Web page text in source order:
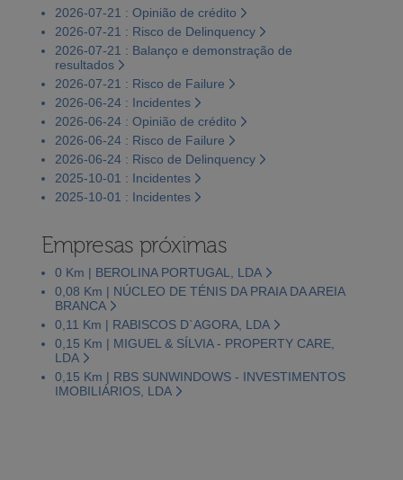
2026-07-21 : Opinião de crédito
2026-07-21 : Risco de Delinquency
2026-07-21 : Balanço e demonstração de
resultados
2026-07-21 : Risco de Failure
2026-06-24 : Incidentes
2026-06-24 : Opinião de crédito
2026-06-24 : Risco de Failure
2026-06-24 : Risco de Delinquency
2025-10-01 : Incidentes
2025-10-01 : Incidentes
Empresas próximas
0 Km | BEROLINA PORTUGAL, LDA
0,08 Km | NÚCLEO DE TÉNIS DA PRAIA DA AREIA
BRANCA
0,11 Km | RABISCOS D`AGORA, LDA
0,15 Km | MIGUEL & SÍLVIA - PROPERTY CARE,
LDA
0,15 Km | RBS SUNWINDOWS - INVESTIMENTOS
IMOBILIÁRIOS, LDA